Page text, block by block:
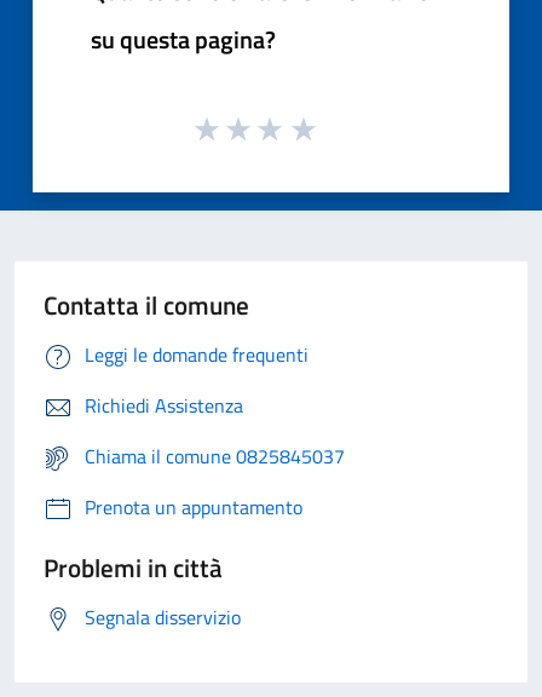
su questa pagina?
Contatta il comune
Leggi le domande frequenti
Richiedi Assistenza
Chiama il comune 0825845037
Prenota un appuntamento
Problemi in città
Segnala disservizio